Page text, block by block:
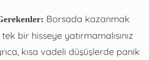
Borsada kazanmak
bir hisseye yatırmamalısınız
kısa vadeli düşüşlerde panik